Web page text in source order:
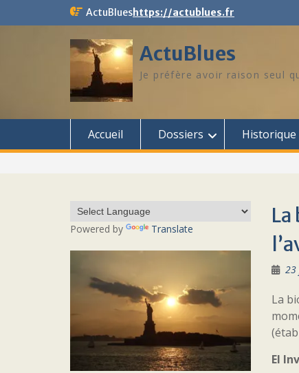
ActuBlueshttps://actublues.fr
ActuBlues
Je préfère avoir raison seul
Accueil Dossiers Historique
23
La
El
Powered by Translate